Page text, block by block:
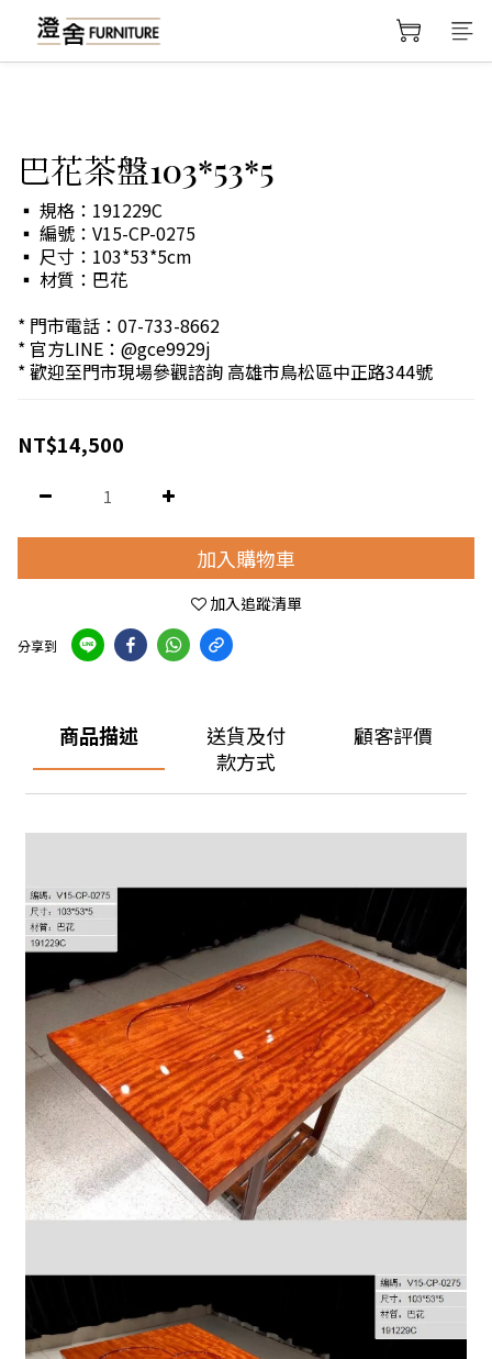
巴花茶盤103*53*5
▪️ 規格：191229C
▪️ 編號：V15-CP-0275
▪️ 尺寸：103*53*5cm
▪️ 材質：巴花
* 門市電話：07-733-8662
* 官方LINE：@gce9929j
* 歡迎至門市現場參觀諮詢 高雄市鳥松區中正路344號
NT$14,500
加入購物車
加入追蹤清單
分享到
商品描述
送貨及付
款方式
顧客評價